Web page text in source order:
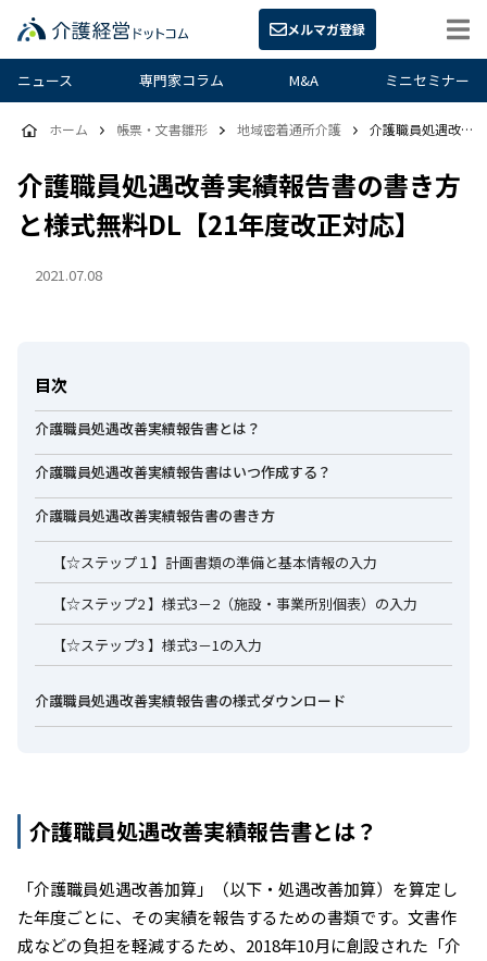
メルマガ登録
ニュース 専門家コラム M&A ミニセミナー
介護職員処遇改善実績報告書の書き方
と様式無料DL【21年度改正対応】
2021.07.08
ホーム 帳票・文書雛形 地域密着通所介護 介護職員処遇改善実績報告書の書き方と様式無料DL【21年度改正対応】
目次
介護職員処遇改善実績報告書とは？
介護職員処遇改善実績報告書はいつ作成する？
介護職員処遇改善実績報告書の書き方
【☆ステップ１】計画書類の準備と基本情報の入力
【☆ステップ2 】様式3－2（施設・事業所別個表）の入力
【☆ステップ3 】様式3－1の入力
介護職員処遇改善実績報告書の様式ダウンロード
介護職員処遇改善実績報告書とは？
「介護職員処遇改善加算」（以下・処遇改善加算）を算定し
た年度ごとに、その実績を報告するための書類です。文書作
成などの負担を軽減するため、2018年10月に創設された「介